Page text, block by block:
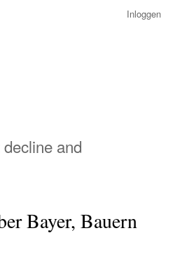
Inloggen
and
Bayer, Bauern